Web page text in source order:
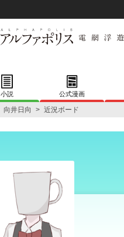
小説 公式漫画
向井日向 > 近況ボード